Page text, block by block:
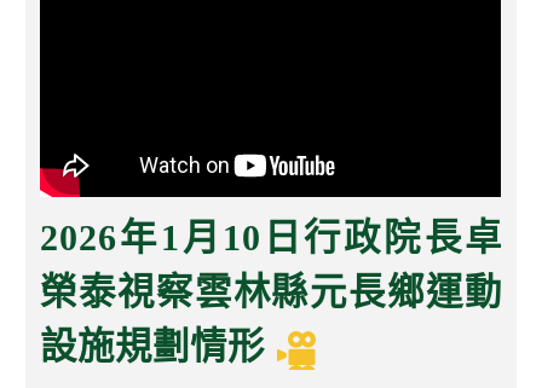
2026年1月10日行政院長卓
榮泰視察雲林縣元長鄉運動
設施規劃情形